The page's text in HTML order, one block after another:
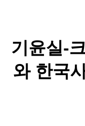
기윤실-
와 한국